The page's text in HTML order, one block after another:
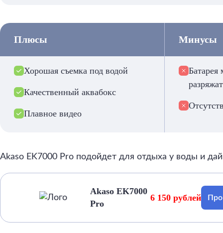
Плюсы
Хорошая съемка под водой
Качественный аквабокс
Плавное видео
Минусы
Батарея
Akaso EK7000 Pro подойдет для отдыха у воды и
Akaso EK7000
Pro
6 150 рублей